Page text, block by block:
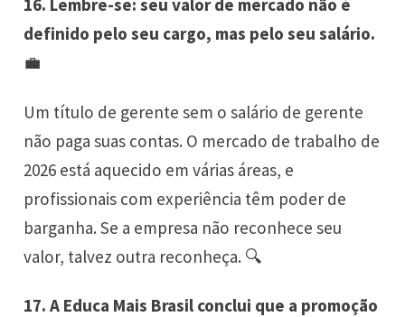
16. Lembre-se: seu valor de mercado não é
definido pelo seu cargo, mas pelo seu salário.
💼
Um título de gerente sem o salário de gerente
não paga suas contas. O mercado de trabalho de
2026 está aquecido em várias áreas, e
profissionais com experiência têm poder de
barganha. Se a empresa não reconhece seu
valor, talvez outra reconheça. 🔍
17. A Educa Mais Brasil conclui que a promoção